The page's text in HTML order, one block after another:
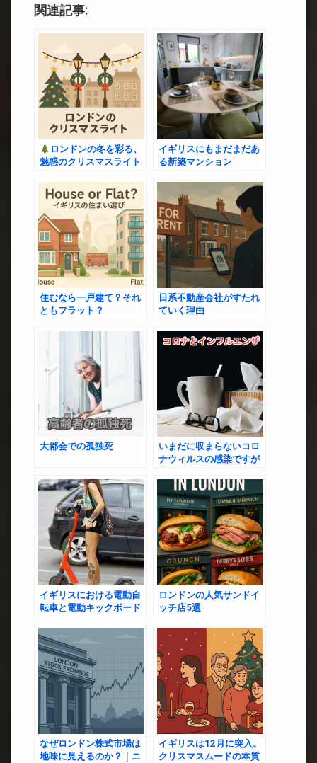
関連記事:
ロンドンの冬を彩る、
魅惑のクリスマスライト
イギリスにもまだまだあ
る新築マンション
住むなら一戸建て？それ
ともフラット？
日系不動産会社がすたれ
ていく理由
大都会での孤独死
いまだに収まらないコロ
ナウィルスの感染ですが
イギリスにおける電動自
転車と電動キックボード
ロンドンの人気サンドイ
ッチ店5選
なぜロンドン株式市場は
地味に見えるのか？｜ニ
イギリスは12月に突入。
クリスマスムードの本質